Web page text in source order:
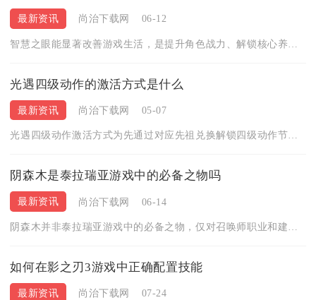
最新资讯 尚治下载网 06-12
光遇四级动作的激活方式是什么
最新资讯 尚治下载网 05-07
光遇四级动作激活方式为先通过对应先祖兑换解锁四级动作节点，再...
阴森木是泰拉瑞亚游戏中的必备之物吗
最新资讯 尚治下载网 06-14
如何在影之刃3游戏中正确配置技能
最新资讯 尚治下载网 07-24